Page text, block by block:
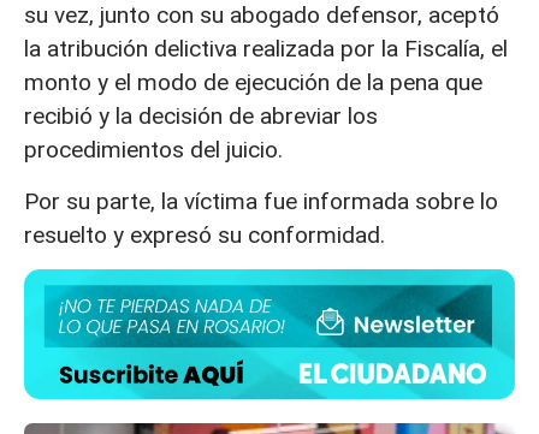
su vez, junto con su abogado defensor, aceptó
la atribución delictiva realizada por la Fiscalía, el
monto y el modo de ejecución de la pena que
recibió y la decisión de abreviar los
procedimientos del juicio.
Por su parte, la víctima fue informada sobre lo
resuelto y expresó su conformidad.